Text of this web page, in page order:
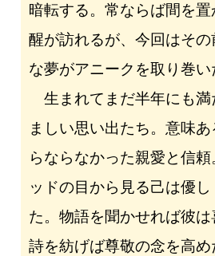
暗転する。常ならば間を
醒が訪れるが、今回はそ
な夢がアニークを取り巻い
生まれてまだ半年にも満
ましい思い出たち。意味
らならなかった親愛と信
ッドの目から見る己は優
た。物語を聞かせれば彼
詩を紡げば尊敬の念を高め